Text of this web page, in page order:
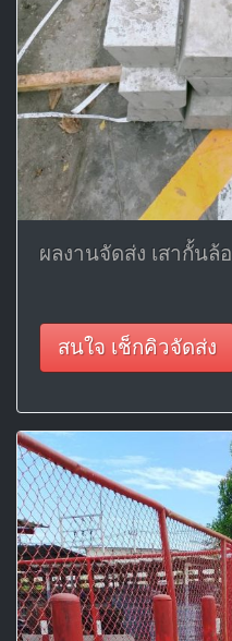
ผลงานจัดส่ง เสากั้นล้อ
สนใจ เช็กคิวจัดส่ง